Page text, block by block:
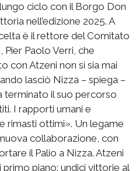
ciclo con il Borgo Don
nell’edizione 2025. A
è il rettore del Comitato
Paolo Verri, che
con Atzeni non si sia mai
lasciò Nizza – spiega –
terminato il suo percorso
I rapporti umani e
rimasti ottimi». Un legame
collaborazione, con
il Palio a Nizza. Atzeni
piano: undici vittorie al